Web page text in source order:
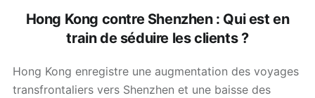
Hong Kong contre Shenzhen : Qui est en
train de séduire les clients ?
Hong Kong enregistre une augmentation des voyages
transfrontaliers vers Shenzhen et une baisse des